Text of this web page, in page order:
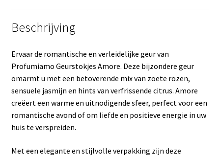
Beschrijving
Ervaar de romantische en verleidelijke geur van
Profumiamo Geurstokjes Amore. Deze bijzondere geur
omarmt u met een betoverende mix van zoete rozen,
sensuele jasmijn en hints van verfrissende citrus. Amore
creëert een warme en uitnodigende sfeer, perfect voor een
romantische avond of om liefde en positieve energie in uw
huis te verspreiden.
Met een elegante en stijlvolle verpakking zijn deze